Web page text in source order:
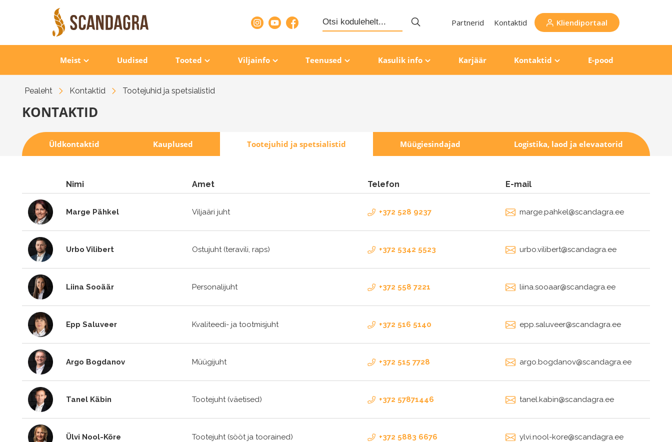
Search
for: Partnerid Kontaktid Kliendiportaal
Meist Uudised Tooted Viljainfo Teenused Kasulik info Karjäär Kontaktid E-pood
Pealeht Kontaktid Tootejuhid ja spetsialistid
KONTAKTID
Üldkontaktid Kauplused Tootejuhid ja spetsialistid Müügiesindajad Logistika, laod ja elevaatorid
Nimi Amet Telefon E-mail
Marge Pähkel Viljaäri juht +372 528 9237 marge.pahkel@scandagra.ee
Urbo Vilibert Ostujuht (teravili, raps) +372 5342 5523 urbo.vilibert@scandagra.ee
Liina Sooäär Personalijuht +372 558 7221 liina.sooaar@scandagra.ee
Epp Saluveer Kvaliteedi- ja tootmisjuht +372 516 5140 epp.saluveer@scandagra.ee
Argo Bogdanov Müügijuht +372 515 7728 argo.bogdanov@scandagra.ee
Tanel Käbin Tootejuht (väetised) +372 57871446 tanel.kabin@scandagra.ee
Ülvi Nool-Kõre Tootejuht (sööt ja toorained) +372 5883 6676 ylvi.nool-kore@scandagra.ee